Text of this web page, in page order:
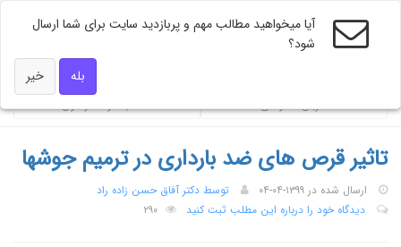
ضربان تندرستی
محاسبه گر فشار خون
تاثیر قرص های ضد بارداری در ترمیم جوشها
ارسال شده در ۱۳۹۹-۰۴-۰۴
توسط دکتر آفاق حسن زاده راد
دیدگاه خود را درباره این مطلب ثبت کنید
۲۹۰
آیا میخواهید مطالب مهم و پربازدید سایت برای شما ارسال
شود؟
بله
خیر